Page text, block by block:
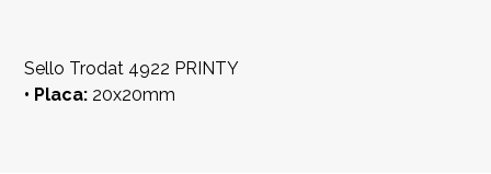
Sello Trodat 4922 PRINTY
• Placa: 20x20mm